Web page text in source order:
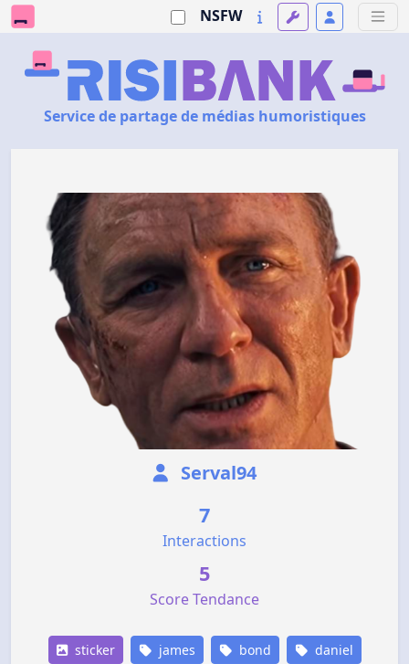
NSFW
Service de partage de médias humoristiques
Serval94
7
Interactions
5
Score Tendance
sticker james bond daniel